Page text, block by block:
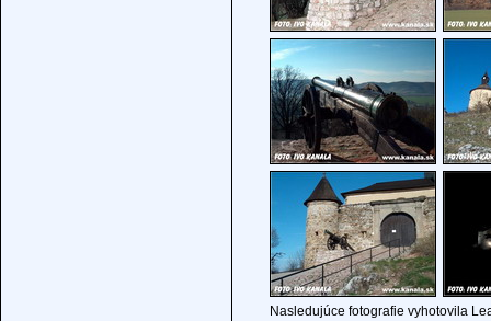
Nasledujúce fotografie vyhotovila